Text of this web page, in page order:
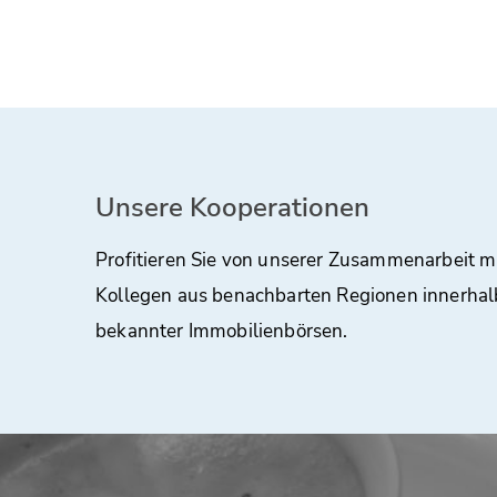
Unsere Kooperationen
Profitieren Sie von unserer Zusammenarbeit
Kollegen aus benachbarten Regionen
bekannter Immobilienbörsen.